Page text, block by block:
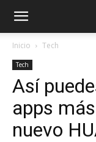
Inicio Tech
Tech
Así
apps
nuevo